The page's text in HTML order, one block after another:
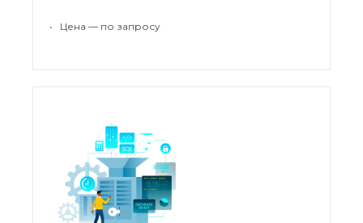
• Цена — по запросу